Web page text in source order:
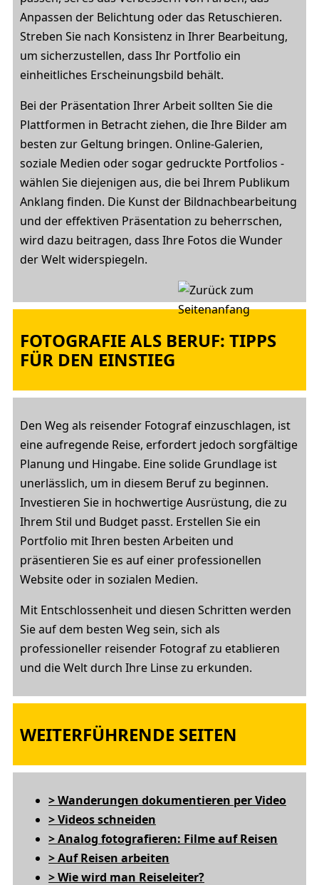
Anpassen der Belichtung oder das Retuschieren.
Streben Sie nach Konsistenz in Ihrer Bearbeitung,
um sicherzustellen, dass Ihr Portfolio ein
einheitliches Erscheinungsbild behält.
Bei der Präsentation Ihrer Arbeit sollten Sie die
Plattformen in Betracht ziehen, die Ihre Bilder am
besten zur Geltung bringen. Online-Galerien,
soziale Medien oder sogar gedruckte Portfolios -
wählen Sie diejenigen aus, die bei Ihrem Publikum
Anklang finden. Die Kunst der Bildnachbearbeitung
und der effektiven Präsentation zu beherrschen,
wird dazu beitragen, dass Ihre Fotos die Wunder
der Welt widerspiegeln.
FOTOGRAFIE ALS BERUF: TIPPS
FÜR DEN EINSTIEG
Den Weg als reisender Fotograf einzuschlagen, ist
eine aufregende Reise, erfordert jedoch sorgfältige
Planung und Hingabe. Eine solide Grundlage ist
unerlässlich, um in diesem Beruf zu beginnen.
Investieren Sie in hochwertige Ausrüstung, die zu
Ihrem Stil und Budget passt. Erstellen Sie ein
Portfolio mit Ihren besten Arbeiten und
präsentieren Sie es auf einer professionellen
Website oder in sozialen Medien.
Mit Entschlossenheit und diesen Schritten werden
Sie auf dem besten Weg sein, sich als
professioneller reisender Fotograf zu etablieren
und die Welt durch Ihre Linse zu erkunden.
WEITERFÜHRENDE SEITEN
> Wanderungen dokumentieren per Video
> Videos schneiden
> Analog fotografieren: Filme auf Reisen
> Auf Reisen arbeiten
> Wie wird man Reiseleiter?